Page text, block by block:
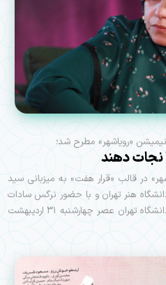
«رویاشهر» مطرح شد؛
نجات دهند
در قالب «قرار هفت» به میزبانی سید
هنر تهران و با حضور نرگس سادات
سجادیه منتقد و عضو هیئت علمی دانشگاه تهران عصر چهارشنبه ۳۱ اردیبهشت